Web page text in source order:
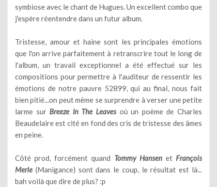
symbiose avec le chant de Hugues. Un excellent combo que
j'espère réentendre dans un futur album.
Tristesse, amour et haine sont les principales émotions
que l'on arrive parfaitement à retranscrire tout le long de
l'album, un travail exceptionnel a été effectué sur les
compositions pour permettre à l'auditeur de ressentir les
émotions de notre pauvre 52899, qui au final, nous fait
bien pitié...on peut même se surprendre à verser une petite
larme sur Breeze In The Leavesoù un poème de Charles
Beaudelaire est cité en fond des cris de tristesse des âmes
en peine.
Côté prod, forcément quand Tommy Hansenet François
Merle(Manigance) sont dans le coup, le résultat est là...
bah voilà que dire de plus? :p